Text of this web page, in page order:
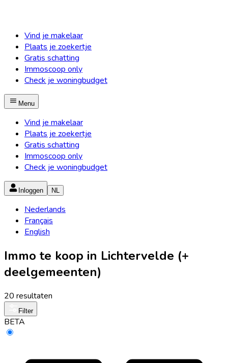
Vind je makelaar
Plaats je zoekertje
Gratis schatting
Immoscoop only
Check je woningbudget
Menu
Vind je makelaar
Plaats je zoekertje
Gratis schatting
Immoscoop only
Check je woningbudget
Inloggen NL
Nederlands
Français
English
Immo te koop in Lichtervelde (+
deelgemeenten)
20 resultaten
Filter
BETA